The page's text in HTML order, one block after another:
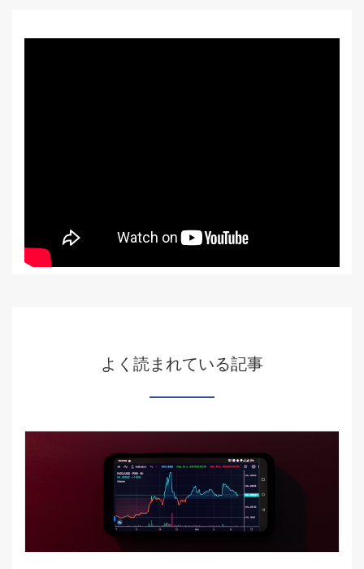
よく読まれている記事